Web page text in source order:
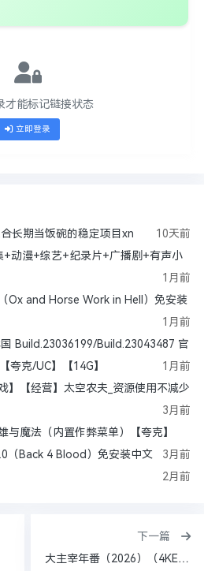
才能标记链接状态
立即登录
长期当饭碗的稳定项目xn
10天前
+动漫+综艺+纪录片+广播剧+有声小
1月前
Ox and Horse Work in Hell）免安装
1月前
国 Build.23036199/Build.23043487 官
夸克/UC】【14G】
1月前
】【经营】太空农夫_资源使用不减少
3月前
与魔法（内置作弊菜单）【夸克】
3月前
（Back 4 Blood）免安装中文
2月前
下一篇
大主宰年番（2026）（4KEDR60fps中码率 更72）